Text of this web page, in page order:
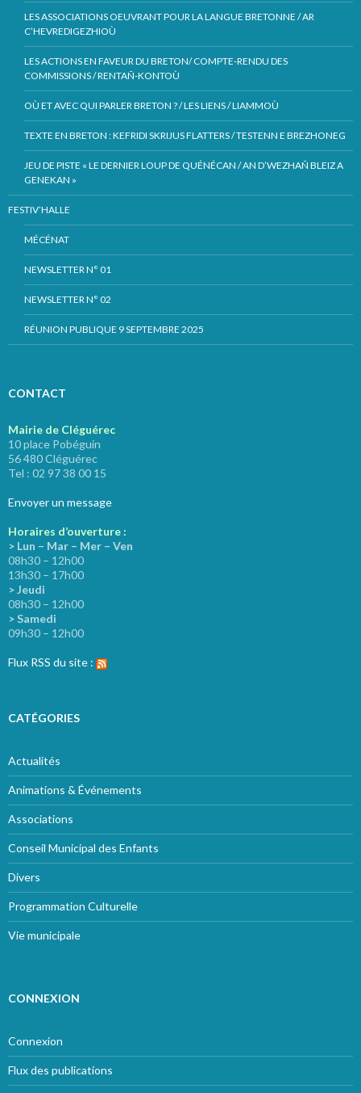
LES ASSOCIATIONS OEUVRANT POUR LA LANGUE BRETONNE / AR
C’HEVREDIGEZHIOÙ
LES ACTIONS EN FAVEUR DU BRETON/ COMPTE-RENDU DES
COMMISSIONS / RENTAÑ-KONTOÙ
OÙ ET AVEC QUI PARLER BRETON ? / LES LIENS / LIAMMOÙ
TEXTE EN BRETON : KEFRIDI SKRIJUS FLATTERS / TESTENN E BREZHONEG
JEU DE PISTE « LE DERNIER LOUP DE QUÉNÉCAN / AN D’WEZHAÑ BLEIZ A
GENEKAN »
FESTIV’HALLE
MÉCÉNAT
NEWSLETTER N° 01
NEWSLETTER N° 02
RÉUNION PUBLIQUE 9 SEPTEMBRE 2025
CONTACT
Mairie de Cléguérec
10 place Pobéguin
56 480 Cléguérec
Tel : 02 97 38 00 15
Envoyer un message
Horaires d’ouverture :
> Lun – Mar – Mer – Ven
08h30 – 12h00
13h30 – 17h00
> Jeudi
08h30 – 12h00
> Samedi
09h30 – 12h00
Flux RSS du site :
CATÉGORIES
Actualités
Animations & Événements
Associations
Conseil Municipal des Enfants
Divers
Programmation Culturelle
Vie municipale
CONNEXION
Connexion
Flux des publications